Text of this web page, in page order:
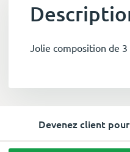
Jolie composition de
Devenez client